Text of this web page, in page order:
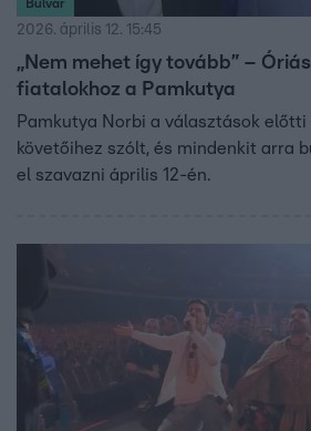
Bulvár
2026. április 12. 15:45
„Nem mehet így tovább” –
fiatalokhoz a Pamkutya
Pamkutya Norbi a választások előtti
követőihez szólt, és mindenkit arra
el szavazni április 12-én.